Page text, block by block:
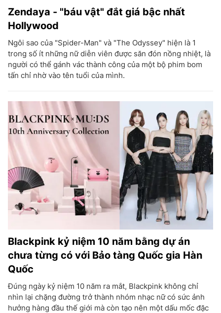
Zendaya - "báu vật" đắt giá bậc nhất
Hollywood
Ngôi sao của "Spider-Man" và "The Odyssey" hiện là 1
trong số ít những nữ diễn viên được săn đón nồng nhiệt, là
người có thể gánh vác thành công của một bộ phim bom
tấn chỉ nhờ vào tên tuổi của mình.
Blackpink kỷ niệm 10 năm bằng dự án
chưa từng có với Bảo tàng Quốc gia Hàn
Quốc
Đúng ngày kỷ niệm 10 năm ra mắt, Blackpink không chỉ
nhìn lại chặng đường trở thành nhóm nhạc nữ có sức ảnh
hưởng hàng đầu thế giới mà còn tạo nên một dấu mốc đặc